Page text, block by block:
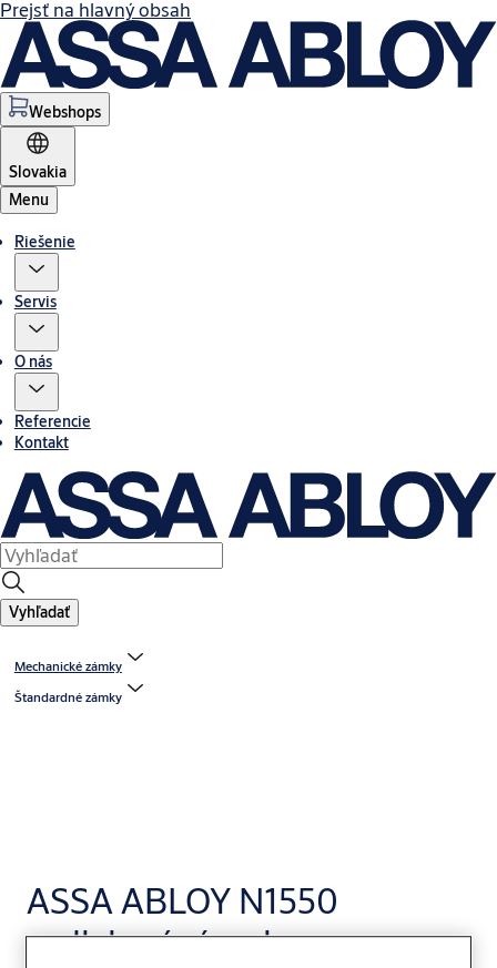
Prejsť na hlavný obsah
Webshops
Slovakia
Menu
Riešenie
Servis
O nás
Referencie
Kontakt
Vyhľadať
Mechanické zámky
Štandardné zámky
ASSA ABLOY N1550
zadlabací zámok